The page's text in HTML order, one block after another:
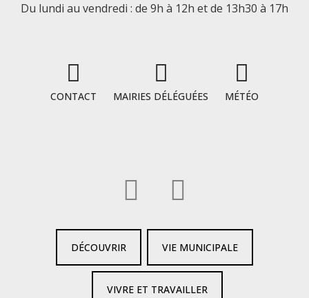
Du lundi au vendredi : de 9h à 12h et de 13h30 à 17h
CONTACT MAIRIES DÉLÉGUÉES MÉTÉO
DÉCOUVRIR VIE MUNICIPALE
VIVRE ET TRAVAILLER